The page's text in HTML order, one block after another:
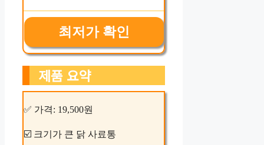
최저가 확인
제품 요약
✅ 가격: 19,500원
☑️ 크기가 큰 닭 사료통